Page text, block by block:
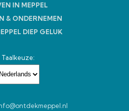
IN MEPPEL
& ONDERNEMEN
DIEP GELUK
Taalkeuze: